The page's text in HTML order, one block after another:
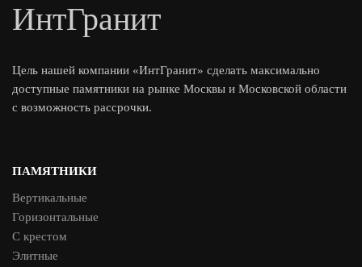
ИнтГранит
Цель нашей компании «ИнтГранит» сделать максимально
доступные памятники на рынке Москвы и Московской области
с возможность рассрочки.
ПАМЯТНИКИ
Вертикальные
Горизонтальные
С крестом
Элитные